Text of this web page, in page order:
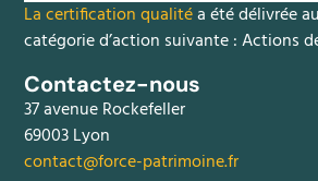
La certification qualitéa été délivrée
catégorie d’action suivante : Actions
Contactez-nous
37 avenue Rockefeller
69003 Lyon
contact@force-patrimoine.fr